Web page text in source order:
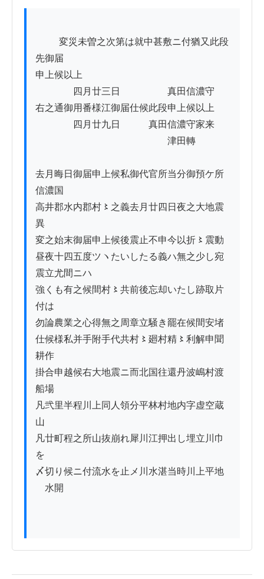
先御届
申上候以上
四月廿三日　　　　　真田信濃守
右之通御用番様江御届仕候此段申上候以上
四月廿九日　　　真田信濃守家来
津田轉
去月晦日御届申上候私御代官所当分御預ケ所
信濃国
高井郡水内郡村〻之義去月廿四日夜之大地震
異
変之始末御届申上候後震止不申今以折〻震動
昼夜十四五度ツヽたいしたる義ハ無之少し宛
震立尤間ニハ
強くも有之候間村〻共前後忘却いたし跡取片
付は
勿論農業之心得無之周章立騒き罷在候間安堵
仕候様私并手附手代共村〻廻村精〻利解申聞
耕作
掛合申越候右大地震ニ而北国往還丹波嶋村渡
船場ゟ
凡弐里半程川上同人領分平林村地内字虚空蔵
山
凡廿町程之所山抜崩れ犀川江押出し埋立川巾
を
〆切り候ニ付流水を止メ川水湛当時川上平地
ゟ水開